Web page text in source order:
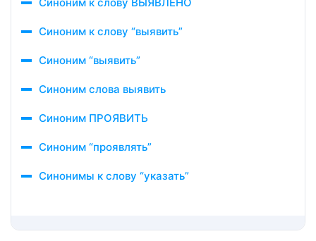
Синоним к слову “выявить”
Синоним “выявить”
Синоним слова выявить
Синоним ПРОЯВИТЬ
Синоним “проявлять”
Синонимы к слову “указать”